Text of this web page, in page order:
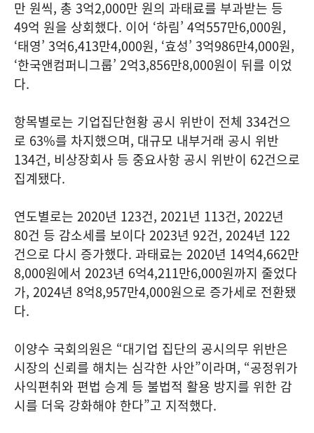
만 원씩, 총 3억2,000만 원의 과태료를 부과받는 등
49억 원을 상회했다. 이어 ‘하림’ 4억557만6,000원,
‘태영’ 3억6,413만4,000원, ‘효성’ 3억986만4,000원,
‘한국앤컴퍼니그룹’ 2억3,856만8,000원이 뒤를 이었
다.
항목별로는 기업집단현황 공시 위반이 전체 334건으
로 63%를 차지했으며, 대규모 내부거래 공시 위반
134건, 비상장회사 등 중요사항 공시 위반이 62건으로
집계됐다.
연도별로는 2020년 123건, 2021년 113건, 2022년
80건 등 감소세를 보이다 2023년 92건, 2024년 122
건으로 다시 증가했다. 과태료는 2020년 14억4,662만
8,000원에서 2023년 6억4,211만6,000원까지 줄었다
가, 2024년 8억8,957만4,000원으로 증가세로 전환됐
다.
이양수 국회의원은 “대기업 집단의 공시의무 위반은
시장의 신뢰를 해치는 심각한 사안”이라며, “공정위가
사익편취와 편법 승계 등 불법적 활용 방지를 위한 감
시를 더욱 강화해야 한다”고 지적했다.